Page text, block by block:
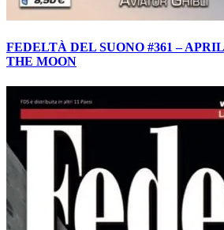
FEDELTÀ DEL SUONO #361 –
THE MOON